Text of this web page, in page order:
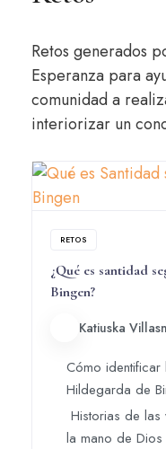
Retos generados
Esperanza para
comunidad a
interiorizar un
RETOS
¿Qué es santidad
Bingen?
Katiuska
Cómo
Hildegarda de
Historias de
la mano de